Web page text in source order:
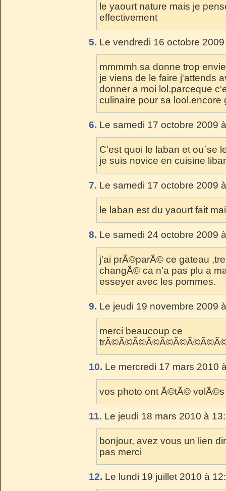
le yaourt nature mais je
effectivement
5. Le vendredi 16 octobre
mmmmh sa donne trop
je viens de le faire j'attends
donner a moi lol.parceque
culinaire pour sa lool.encore
6. Le samedi 17 octobre 2009
C'est quoi le laban et ou`se
je suis novice en cuisine
7. Le samedi 17 octobre 2009
le laban est du yaourt fait
8. Le samedi 24 octobre 2009
j'ai prÃ©parÃ© ce gateau
changÃ© ca n'a pas plu a
esseyer avec les pommes.
9. Le jeudi 19 novembre 2009
merci beaucoup ce
10. Le mercredi 17 mars 2010
vos photo ont Ã©tÃ© volÃ©s
11. Le jeudi 18 mars 2010 à
bonjour, avez vous un lien
pas merci
12. Le lundi 19 juillet 2010 à